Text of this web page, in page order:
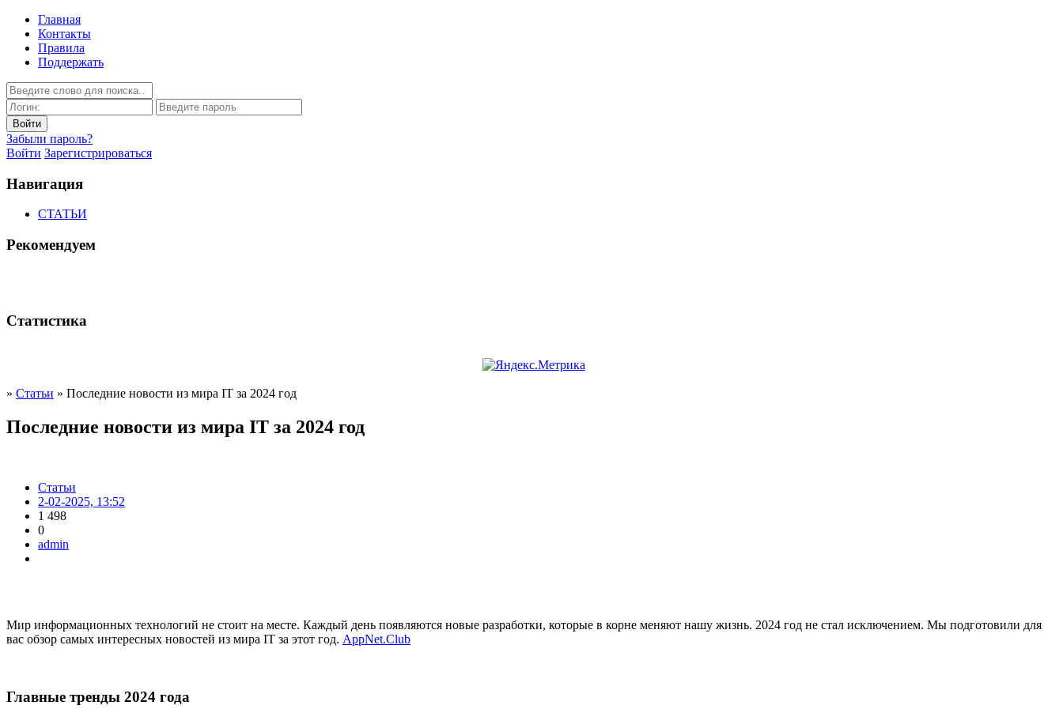
Главная
Контакты
Правила
Поддержать
Забыли пароль?
Войти Зарегистрироваться
Навигация
СТАТЬИ
Рекомендуем
Статистика
» Статьи » Последние новости из мира IT за 2024 год
Последние новости из мира IT за 2024 год
Статьи
2-02-2025, 13:52
1 498
0
admin
Мир информационных технологий не стоит на месте. Каждый день появляются новые разработки, которые в корне меняют нашу жизнь. 2024 год не стал исключением. Мы подготовили для
вас обзор самых интересных новостей из мира IT за этот год. AppNet.Club
Главные тренды 2024 года